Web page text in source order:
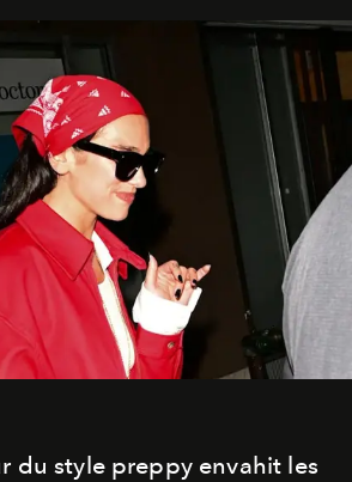
du style preppy envahit les